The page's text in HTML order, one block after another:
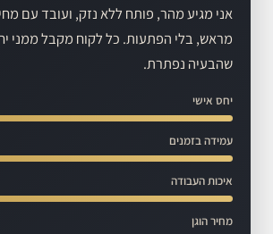
אני מגיע מהר, פותח ללא נזק, ועובד עם
מראש, בלי הפתעות. כל לקוח מקבל ממני
שהבעיה נפתרת.
יחס אישי
עמידה בזמנים
איכות העבודה
מחיר הוגן